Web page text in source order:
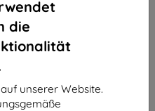
die
unserer Website.